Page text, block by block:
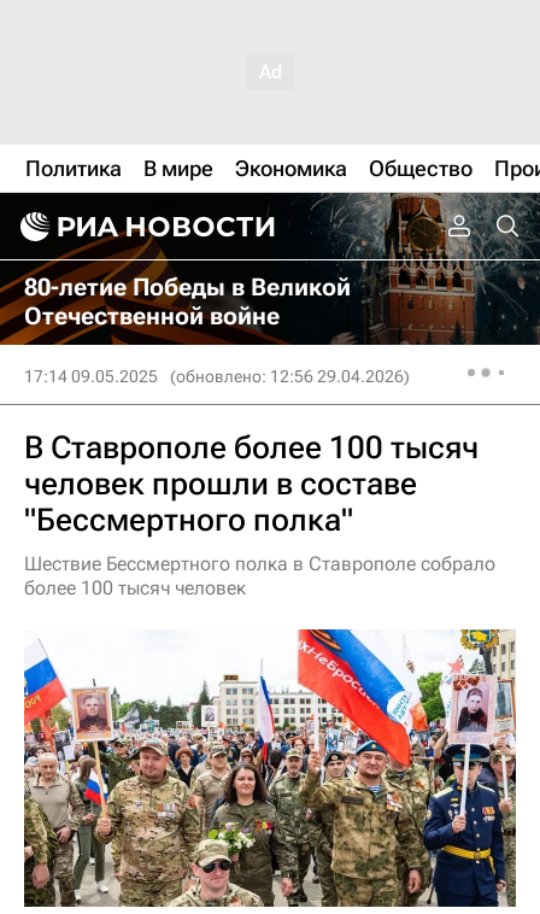
Политика В мире Экономика Общество
80-летие Победы в Великой
Отечественной войне
17:14 09.05.2025 (обновлено: 12:56 29.04.2026)
В Ставрополе более 100 тысяч
человек прошли в составе
"Бессмертного полка"
Шествие Бессмертного полка в Ставрополе собрало
более 100 тысяч человек